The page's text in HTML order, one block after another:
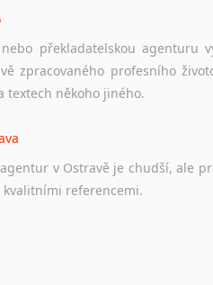
překladatelskou agenturu
zpracovaného profesního
textech někoho jiného.
v Ostravě je chudší, ale
referencemi.